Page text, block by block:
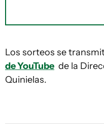
Los sorteos se
de YouTube de la
Quinielas.